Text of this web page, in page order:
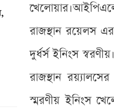
রাজস্থান রয়েলস
দুর্ধর্স ইনিংস
রাজস্থান
স্মরণীয় ইনিংস